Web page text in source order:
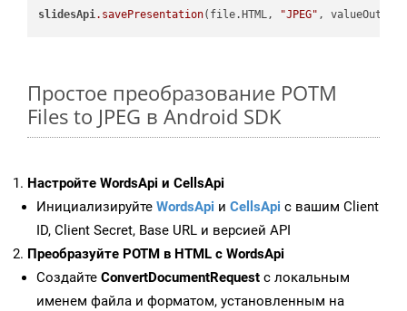
slidesApi.savePresentation(file.HTML, "JPEG"
Простое преобразование POTM
Files to JPEG в Android SDK
Настройте WordsApi и CellsApi
Инициализируйте WordsApi и CellsApi с вашим Client
ID, Client Secret, Base URL и версией API
Преобразуйте POTM в HTML с WordsApi
Создайте ConvertDocumentRequest с локальным
именем файла и форматом, установленным на